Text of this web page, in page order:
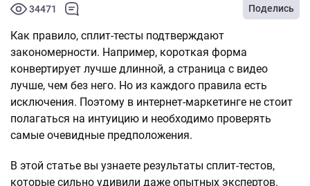
34471 Поделись
Как правило, сплит-тесты подтверждают
закономерности. Например, короткая форма
конвертирует лучше длинной, а страница с видео
лучше, чем без него. Но из каждого правила есть
исключения. Поэтому в интернет-маркетинге не стоит
полагаться на интуицию и необходимо проверять
самые очевидные предположения.
В этой статье вы узнаете результаты сплит-тестов,
которые сильно удивили даже опытных экспертов.